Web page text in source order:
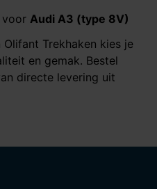
voor Audi A3 (type 8V)
Trekhaken kies je
en gemak. Bestel
directe levering uit